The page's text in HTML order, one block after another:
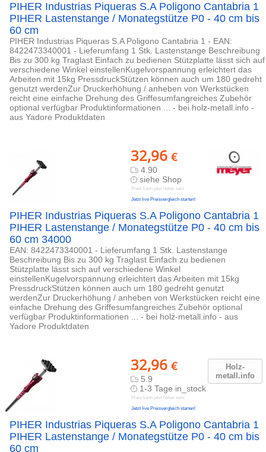
PIHER Industrias Piqueras S.A Poligono Cantabria 1
PIHER Lastenstange / Monategstütze P0 - 40 cm bis
60 cm
PIHER Industrias Piqueras S.A Poligono Cantabria 1 - EAN:
8422473340001 - Lieferumfang 1 Stk. Lastenstange Beschreibung
Bis zu 300 kg Traglast Einfach zu bedienen Stützplatte lässt sich auf
verschiedene Winkel einstellenKugelvorspannung erleichtert das
Arbeiten mit 15kg PressdruckStützen können auch um 180 gedreht
genutzt werdenZur Druckerhöhung / anheben von Werkstücken
reicht eine einfache Drehung des Griffesumfangreiches Zubehör
optional verfügbar Produktinformationen ... - bei holz-metall.info -
aus Yadore Produktdaten
32,96 €
4.90
siehe Shop
Preis kann jetzt höher sein
Jetzt live Preisvergleich starten!
PIHER Industrias Piqueras S.A Poligono Cantabria 1
PIHER Lastenstange / Monategstütze P0 - 40 cm bis
60 cm 34000
EAN: 8422473340001 - Lieferumfang 1 Stk. Lastenstange
Beschreibung Bis zu 300 kg Traglast Einfach zu bedienen
Stützplatte lässt sich auf verschiedene Winkel
einstellenKugelvorspannung erleichtert das Arbeiten mit 15kg
PressdruckStützen können auch um 180 gedreht genutzt
werdenZur Druckerhöhung / anheben von Werkstücken reicht eine
einfache Drehung des Griffesumfangreiches Zubehör optional
verfügbar Produktinformationen ... - bei holz-metall.info - aus
Yadore Produktdaten
Holz-
metall.info
32,96 €
5.9
1-3 Tage in_stock
Preis kann jetzt höher sein
Jetzt live Preisvergleich starten!
PIHER Industrias Piqueras S.A Poligono Cantabria 1
PIHER Lastenstange / Monategstütze P0 - 40 cm bis
60 cm